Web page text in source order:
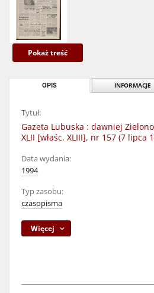
Pokaż treść
OPIS INFORMACJE
Tytuł:
Gazeta Lubuska : dawniej
XLII [właśc. XLIII], nr 157 (7 lipca
Data wydania:
1994
Typ zasobu:
czasopisma
Więcej